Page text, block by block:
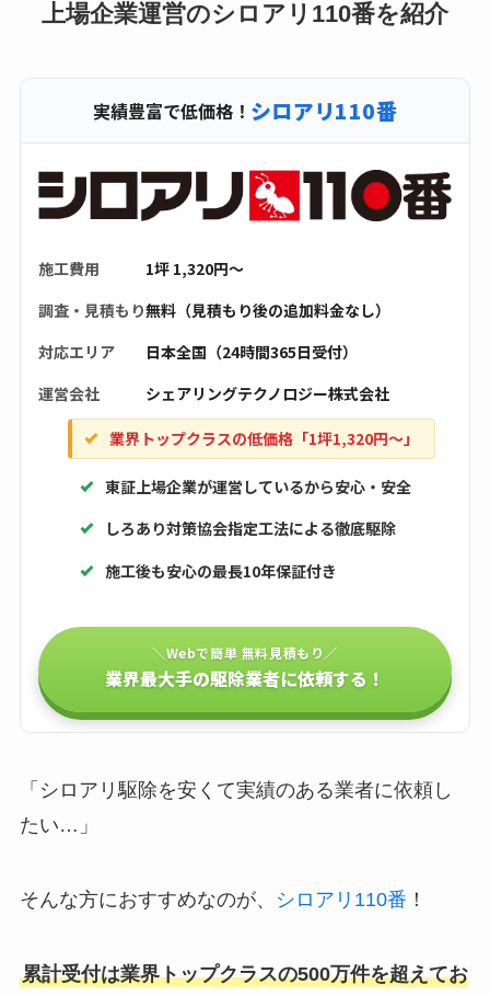
上場企業運営のシロアリ110番を紹介
実績豊富で低価格！ シロアリ110番
施工費用
1坪 1,320円〜
調査・見積もり無料（見積もり後の追加料金なし）
対応エリア
日本全国（24時間365日受付）
運営会社
シェアリングテクノロジー株式会社
業界トップクラスの低価格「1坪1,320円〜」
東証上場企業が運営しているから安心・安全
しろあり対策協会指定工法による徹底駆除
施工後も安心の最長10年保証付き
＼Webで簡単 無料見積もり／
業界最大手の駆除業者に依頼する！
「シロアリ駆除を安くて実績のある業者に依頼し
たい…」
そんな方におすすめなのが、 シロアリ110番 ！
累計受付は業界トップクラスの500万件を超えてお